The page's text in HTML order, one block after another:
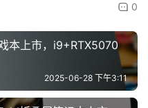
0
本上市，i9+RTX5070
2025-06-28 下午3:11